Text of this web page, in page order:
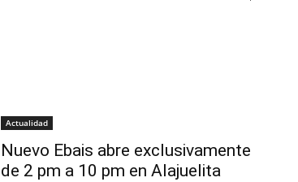
Actualidad
Nuevo Ebais abre exclusivamente
de 2 pm a 10 pm en Alajuelita